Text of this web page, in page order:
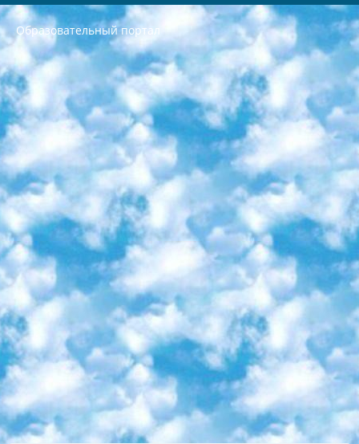
Образовательный портал
РЕСПУБЛИКА УЗБЕКИСТАН МИНИСТРЕРСТВО ДОШКОЛЬНОГО И ШКОЛЬНОГО ОБРАЗОВАНИЯ КОМАНДА в общеобразовательных учреждениях в 2023-2024 учебном году организация и проведение итоговой государственной аттестации обучающихся о Министра дошкольного и школьного образования Республики Узбекистан от 4 марта 2008 года (постановлением Минюста от 20 марта 2008 года № 1778 государственной регистрации) «Итоговое состояние учащихся общего среднего образования на основании положения об утверждении положения об аттестации общего среднего образования выпускной экзамен студентов в образовательных учреждениях в 2023-2024 учебном году В целях организации и прохождения аттестации приказываю: 1. Следующее: перечень предметов, по которым будет проводиться итоговая государственная аттестация и экзамен формы перевода согласно приложению 1; сертификаты международного образца, оценивающие уровень владения иностранными языками перечень согласно приложению 2; 2. Педагогический при специализированных образовательных учреждениях. научно-практический центр квалификации и международной оценки (Д.Давидова) 2024 г. До 25 марта: задания по предметам, по которым будет проводиться итоговая аттестация разработка и утверждение технических условий; итоговая аттестация на основании разработанного предметного задания разработка вопросов по предметам (устно и письменно), экзамен передача; общеобразовательные средние школы и специальные учебные заведения учащиеся выпускных классов школ и интернатов в агентской системе подготовка базы данных экзаменационных материалов и критериев оценки; перевод базы экзаменационных материалов на все языки обучения подать в Республиканский образовательный центр для изготовления; варианты экзаменов на основе разработанных контрольных материалов пусть будут поставлены задачи формирования. 3. Республиканский образовательный центр (Ш.Худайкулов) до 5 апреля 2024 года. до: база данных предоставленных экзаменационных материалов на все языки обучения перевод и экспертиза; для слепых, слабовидящих, глухих, слабослышащих и умственно отсталых детей учащиеся выпускных классов специализированных школ и школ-интернатов база данных экзаменационных материалов на всех преподаваемых языках подготовка критериев оценки; специализированные школы для умственно отсталых детей и технологии для учащихся выпускных классов школ-интернатов разработка соответствующих рекомендаций и критериев проведения ЕГЭ по естествознанию давать задания. 4. Педагогический при специализированных образовательных учреждениях. Научно-практический центр навыков и международной оценки (Д.Давидова), Республика образовательный центр (Худайкулов Ш.) итоговый государственный аттестационный экзамен ориентирован на творческое и логическое мышление при подготовке базы материалов учитывать введение заданий. 5. Следует отметить, что: сертификат государственного образца о знании общеобразовательного предмета и как минимум национальный уровень B1 по предметам на иностранных языках, указанным в Приложении 2. или международно признанный сертификат эквивалентного уровня студенты, изучающие определенный предмет, освобождаются от экзамена; по соответствующим предметам запланирована итоговая государственная аттестация за день до дня, путем жеребьевки Рабочей группой (в письменной форме по предметам, проводимым в форме) из числа сформированных вариантов выбрано 2 варианта; 2 выбранных варианта экзамена анонсированы на официальном сайте министерства и все выпускники по всей стране на основе этих вариантов проводит итоговую государственную аттестацию. 6. Государственное образование учащихся средних общеобразовательных учреждений. знания в соответствии с квалификационными требованиями, которые необходимо приобрести на основании стандартов итоговый (выпускной) контроль для 9 и 11 классов в целях тестирования Экзамены (далее – экзамены) состоят из предметов, перечисленных в приложении 1. будет сделано. 7. Экзамены пройдут с 26 мая по 15 июня 2024 г. (кроме науки физического воспитания). 8. Физическая для учащихся 9 классов общесредних образовательных учреждений. Экзамены по предмету «Образование, квалификация медицина» 1-6 мая 2024 года. сотрудники перевести под присмотр (с отклонениями в физическом или умственном развитии) специализированная школа для детей, школы-интернаты и со сколиозом школы-интернаты санаторного типа для больных детей исключены). 9. Он был слепым, слабовидящим и имел нарушения опорно-двигательного аппарата. экзамены в специализированных школах и интернатах для детей должны проводиться исходя из требований, предъявляемых к общеобразовательным учреждениям (физкультура кроме науки). 10. Специализированная школа для глухих и слабослышащих детей. и экзамены в интернатах и быть реализован в виде письменного теста по математике. 11. Специальность для умственно отсталых детей. Для 9 класса Родной язык и литературное письмо Государственный язык (язык обучения – узбекский). для неклассов) написано Математическое письмо Письменная/устная история Узбекистана Физическое воспитание практично Итоговый контроль Для 11 класса Написание родного языка и литературы (эссе) Математическое письмо Узбекский язык (обучение на узбекском языке) не посещающее общее среднее образование для учреждений)/Образовательное учреждение выбор письменный и устный Иностранный язык письменный/устный Письменная/устная история Узбекистана *По выбору студента:  Химия  Физика  Основы государственного права  География 10 бесплатных образовательных ресурсов - Мы составили подборку онлайн-проектов с интерактивными упражнениями, видеолекциями и статьями. Они помогут вам обрести новые и освежить старые знания бесплатно. 1. «ИНТУИТ» Старейшая образовательная площадка Рунета. Здесь вы найдёте сотни текстовых и видеокурсов на десятки различных тем — от программирования до психологии. Многие курсы подготовлены российскими университетами и крупными международными компаниями вроде Intel и Microsoft. Самостоятельное обучение бесплатное, но желающие могут оплатить услуги персональных наставников. 2. «Смартия» знакомит с актуальными профессиями и подсказывает, как им обучаться. Выбрав заинтересовавшую вас специальность — SMM-специалист, фотограф, веб-дизайнер или другую, — увидите список необходимых для неё умений. Чтобы вы могли освоить их самостоятельно, для каждого умения площадка отображает подборку ссылок на учебные материалы. Хотя «Смартия» ориентируется на русскоязычную аудиторию, часть контента всё же доступна только на английском. 3. «Лекторий Физтеха» Проект Московского физико-технического института (Физтеха). С его помощью вы можете смотреть онлайн серии лекций, записанные на видео в этом вузе. В числе доступных предметов — физика, биология, химия, информационные технологии и другие. К некоторым лекциям администрация ресурса прилагает готовые конспекты, которые можно скачивать в PDF-формате. 4. ITMOcourses Онлайн-площадка Санкт-Петербургского национального исследовательского университета информационных технологий, механики и оптики (ИТМО). Ресурс предоставляет свободный доступ к курсам, разработанным в этом вузе. Каталог материалов разбит на четыре категории: «Оптические системы и технологии», «Приборостроение и робототехника», «Информационные технологии» и «Биотехнологии». Курсы состоят из видеолекций, интерактивных демонстраций и заданий. 5. «КиберЛенинка» Электронная научная библиотека открытого доступа. Каталог площадки регулярно обрастает текстами статей из различных научных изданий. Сгруппированные по журналам и рубрикам публикации можно читать онлайн или скачивать целиком в PDF-формате. Проект нацелен на популяризацию науки за счёт открытого доступа к качественной информации. 6. «ПостНаука» На этом ресурсе публикуют подборки видеолекций, составленные экспертами из разных отраслей и объединённые общими темами. Среди них, к примеру, есть серии «Биоинформатика и геномика», «Культура средневековой Скандинавии» и Cinema Studies о теории кино. Каждая подборка лекций — логически связанная история, рассказанная экспертом от первого лица. Кроме того, на сайте появляются научно-образовательные статьи и тесты на разные темы. 7. «Newочём» Команда проекта «Newочём» отбирает самые интересные тексты из англоязычных СМИ и переводит те из них, за которые голосуют участники сообщества «ВКонтакте». По большей части это научно-популярные статьи. Редакторы придумывают лишь заголовки, в остальном содержание переводов соответствует оригиналам. Полные тексты можно читать прямо в социальной сети. 8. InternetUrok Онлайн-база материалов по основным дисциплинам школьной программы. Информация на сайте структурирована по классам, предметам и темам (урокам). Каждый урок состоит из видеолекций и конспектов. Есть также интерактивные тренажёры и тесты для закрепления пройденного материала. Даже если вы давно окончили школу, возможность повторить программу старших классов всегда может пригодиться. 9. Edutainme Ещё один ресурс об образовании. В отличие от Newtonew, как мне кажется, Edutainme больше ориентируется на представителей индустрии: педагогов, предпринимателей, разработчиков образовательных проектов. Но и любой, кто просто стремится к саморазвитию, найдёт на сайте много полезного и интересного для себя. Например, информацию о новых курсах и образовательных сервисах. 10. Newtonew Онлайн-медиа об образовании и обучении в широком смысле. Авторы Newtonew пишут об инструментах, заведениях, тактиках и стратегиях, которые помогают учить других и получать новые знания самостоятельно. На этой площадке вы найдёте новости, обзоры, аналитические мат